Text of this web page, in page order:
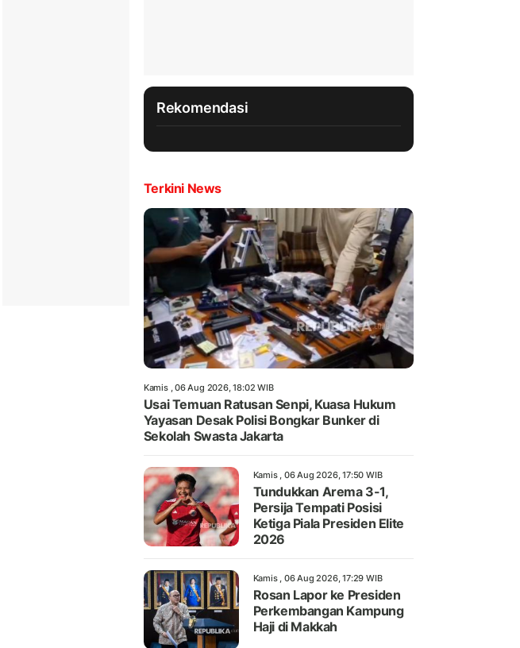
Rekomendasi
Terkini News
Kamis , 06 Aug 2026, 18:02 WIB
Usai Temuan Ratusan Senpi, Kuasa Hukum
Yayasan Desak Polisi Bongkar Bunker di
Sekolah Swasta Jakarta
Kamis , 06 Aug 2026, 17:50 WIB
Tundukkan Arema 3-1,
Persija Tempati Posisi
Ketiga Piala Presiden Elite
2026
Kamis , 06 Aug 2026, 17:29 WIB
Rosan Lapor ke Presiden
Perkembangan Kampung
Haji di Makkah